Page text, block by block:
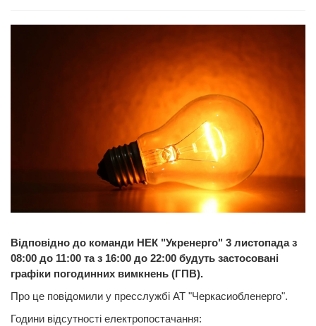
Відповідно до команди НЕК "Укренерго" 3 листопада з
08:00 до 11:00 та з 16:00 до 22:00 будуть застосовані
графіки погодинних вимкнень (ГПВ).
Про це повідомили у пресслужбі АТ "Черкасиобленерго".
Години відсутності електропостачання: